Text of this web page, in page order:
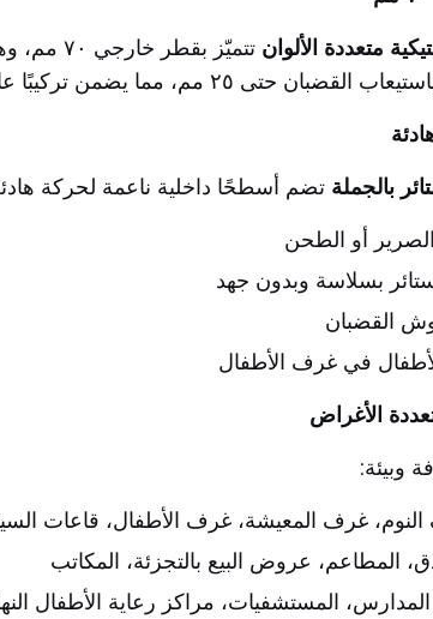
متعددة الألوان
تتميّز
يضمن تركيبًا عالميًّا في التطبيقات السكنية والتجارية على حدٍّ سواء.
بالجملة تضم أسطحًا داخلية ناعمة لحركة
أو الطحن
بسلاسة وبدون جهد
القضبان
في غرف الأطفال
الأغراض
وبيئة:
غرف المعيشة، غرف الأطفال، قاعات
المطاعم، عروض البيع بالتجزئة، المكاتب
المستشفيات، مراكز رعاية الأطفال